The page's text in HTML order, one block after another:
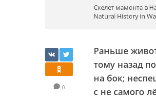
Скелет мамонта в
Natural History in
0
Раньше
тому назад
на бок;
с не самого